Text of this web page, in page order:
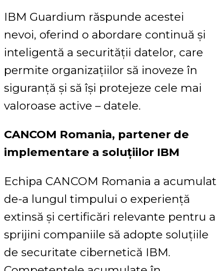
IBM Guardium răspunde acestei
nevoi, oferind o abordare continuă și
inteligentă a securității datelor, care
permite organizațiilor să inoveze în
siguranță și să își protejeze cele mai
valoroase active – datele.
CANCOM Romania, partener de
implementare a soluțiilor IBM
Echipa CANCOM Romania a acumulat
de-a lungul timpului o experiență
extinsă și certificări relevante pentru a
sprijini companiile să adopte soluțiile
de securitate cibernetică IBM.